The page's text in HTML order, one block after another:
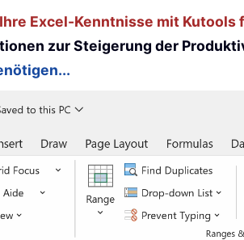
Excel-Kenntnisse mit
zur Steigerung der